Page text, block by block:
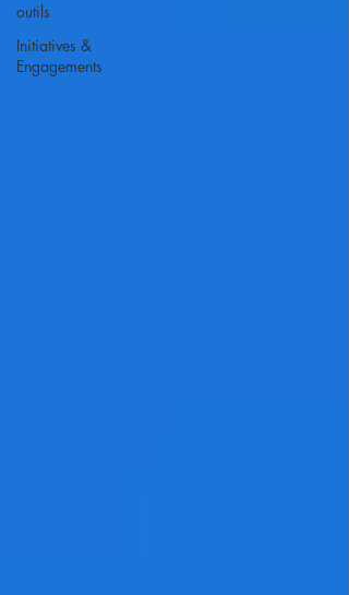
outils
Initiatives &
Engagements